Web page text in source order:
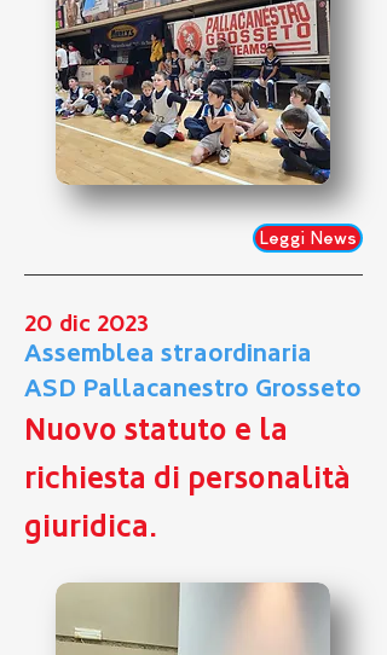
Leggi News
20 dic 2023
Assemblea straordinaria
ASD Pallacanestro Grosseto
Nuovo statuto e la
richiesta di personalità
giuridica.